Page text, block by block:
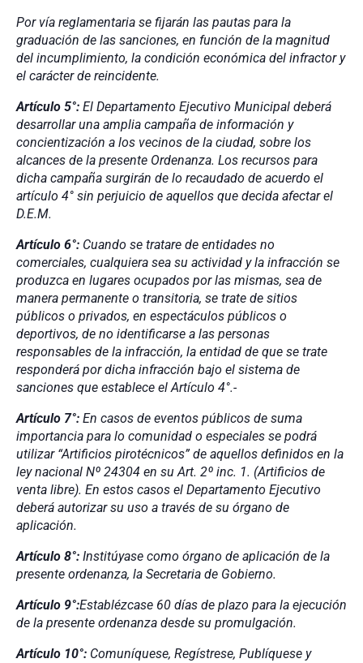
Por vía reglamentaria se fijarán las pautas para la
graduación de las sanciones, en función de la magnitud
del incumplimiento, la condición económica del infractor y
el carácter de reincidente.
Artículo 5°: El Departamento Ejecutivo Municipal deberá
desarrollar una amplia campaña de información y
concientización a los vecinos de la ciudad, sobre los
alcances de la presente Ordenanza. Los recursos para
dicha campaña surgirán de lo recaudado de acuerdo el
artículo 4° sin perjuicio de aquellos que decida afectar el
D.E.M.
Artículo 6°: Cuando se tratare de entidades no
comerciales, cualquiera sea su actividad y la infracción se
produzca en lugares ocupados por las mismas, sea de
manera permanente o transitoria, se trate de sitios
públicos o privados, en espectáculos públicos o
deportivos, de no identificarse a las personas
responsables de la infracción, la entidad de que se trate
responderá por dicha infracción bajo el sistema de
sanciones que establece el Artículo 4°.-
Artículo 7°: En casos de eventos públicos de suma
importancia para lo comunidad o especiales se podrá
utilizar “Artificios pirotécnicos” de aquellos definidos en la
ley nacional Nº 24304 en su Art. 2º inc. 1. (Artificios de
venta libre). En estos casos el Departamento Ejecutivo
deberá autorizar su uso a través de su órgano de
aplicación.
Artículo 8°: Institúyase como órgano de aplicación de la
presente ordenanza, la Secretaria de Gobierno.
Artículo 9°:Establézcase 60 días de plazo para la ejecución
de la presente ordenanza desde su promulgación.
Artículo 10°: Comuníquese, Regístrese, Publíquese y